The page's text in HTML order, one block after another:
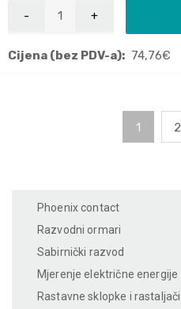
Cijena (bez PDV-a): 74,76€
1 2
Phoenix contact
Razvodni ormari
Sabirnički razvod
Mjerenje električne energije
Rastavne sklopke i rastaljači